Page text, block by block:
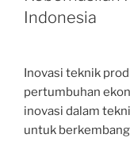
Indonesia
Inovasi teknik
pertumbuhan
inovasi dalam
untuk